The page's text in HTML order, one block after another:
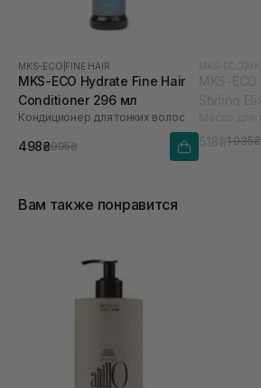
MKS-ECO FINE HAIR
MKS-ECO Hydrate Fine Hair
Conditioner 296 мл
Кондиционер для тонких волос
498₴995₴ 1 035₴
Вам также понравится